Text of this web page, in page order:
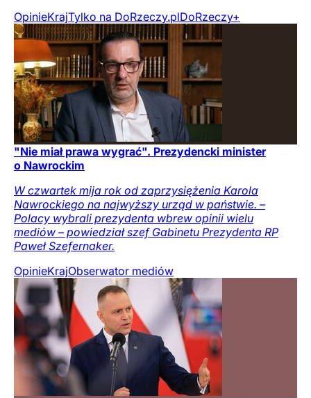
OpinieKrajTylko na DoRzeczy.plDoRzeczy+
"Nie miał prawa wygrać". Prezydencki minister
o Nawrockim
W czwartek mija rok od zaprzysiężenia Karola
Nawrockiego na najwyższy urząd w państwie. –
Polacy wybrali prezydenta wbrew opinii wielu
mediów – powiedział szef Gabinetu Prezydenta RP
Paweł Szefernaker.
OpinieKrajObserwator mediów